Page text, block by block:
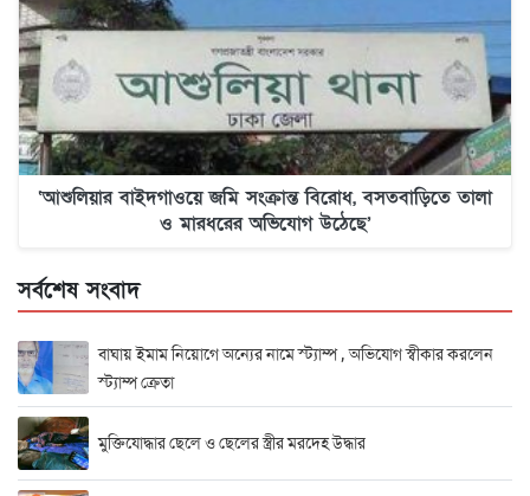
‘আশুলিয়ার বাইদগাওয়ে জমি সংক্রান্ত বিরোধ, বসতবাড়িতে তালা
ও মারধরের অভিযোগ উঠেছে’
সর্বশেষ সংবাদ
বাঘায় ইমাম নিয়োগে অন্যের নামে স্ট্যাম্প , অভিযোগ স্বীকার করলেন
স্ট্যাম্প ক্রেতা
মুক্তিযোদ্ধার ছেলে ও ছেলের স্ত্রীর মরদেহ উদ্ধার